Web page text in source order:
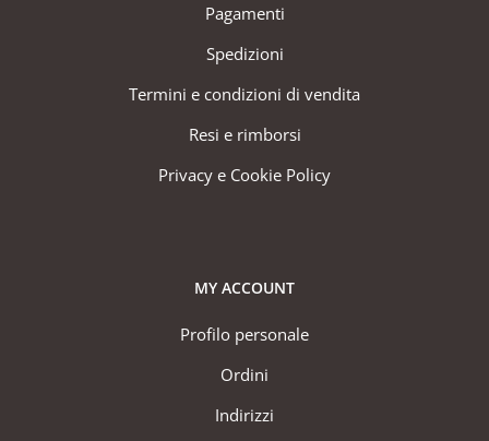
Pagamenti
Spedizioni
Termini e condizioni di vendita
Resi e rimborsi
Privacy e Cookie Policy
MY ACCOUNT
Profilo personale
Ordini
Indirizzi